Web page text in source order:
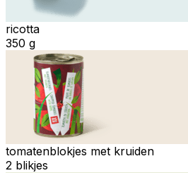
ricotta
350 g
tomatenblokjes met kruiden
2 blikjes